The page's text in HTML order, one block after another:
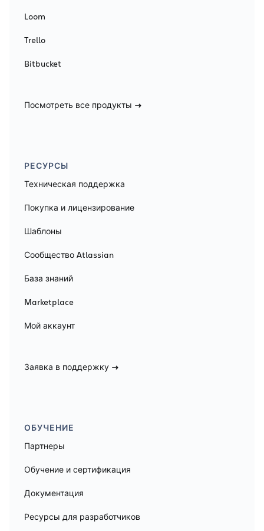
Loom
Trello
Bitbucket
Посмотреть все продукты
РЕСУРСЫ
Техническая поддержка
Покупка и лицензирование
Шаблоны
Сообщество Atlassian
База знаний
Marketplace
Мой аккаунт
Заявка в поддержку
ОБУЧЕНИЕ
Партнеры
Обучение и сертификация
Документация
Ресурсы для разработчиков